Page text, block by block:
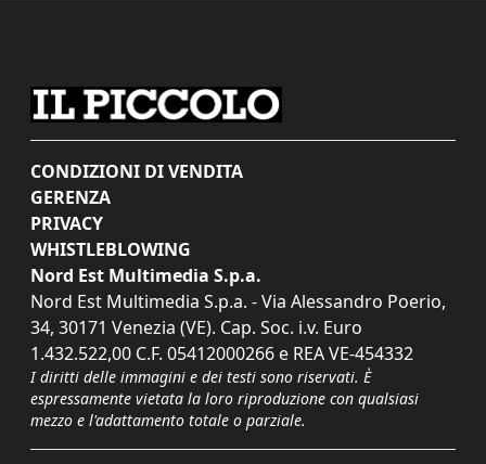
CONDIZIONI DI VENDITA
GERENZA
PRIVACY
WHISTLEBLOWING
Nord Est Multimedia S.p.a.
Nord Est Multimedia S.p.a. - Via Alessandro Poerio,
34, 30171 Venezia (VE). Cap. Soc. i.v. Euro
1.432.522,00 C.F. 05412000266 e REA VE-454332
I diritti delle immagini e dei testi sono riservati. È
espressamente vietata la loro riproduzione con qualsiasi
mezzo e l'adattamento totale o parziale.